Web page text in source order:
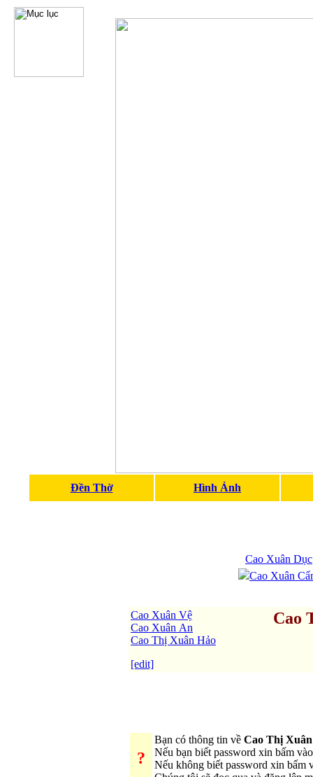
Đền Thờ Hình Ảnh
Cao Xuân Dục
Cao Xuân
Cao Xuân Vệ
Cao Xuân An
Cao Thị Xuân Hảo
[edit]
Cao
?
Bạn có thông tin về Cao Thị
Nếu bạn biết password xin bấm
Nếu không biết password xin bấm